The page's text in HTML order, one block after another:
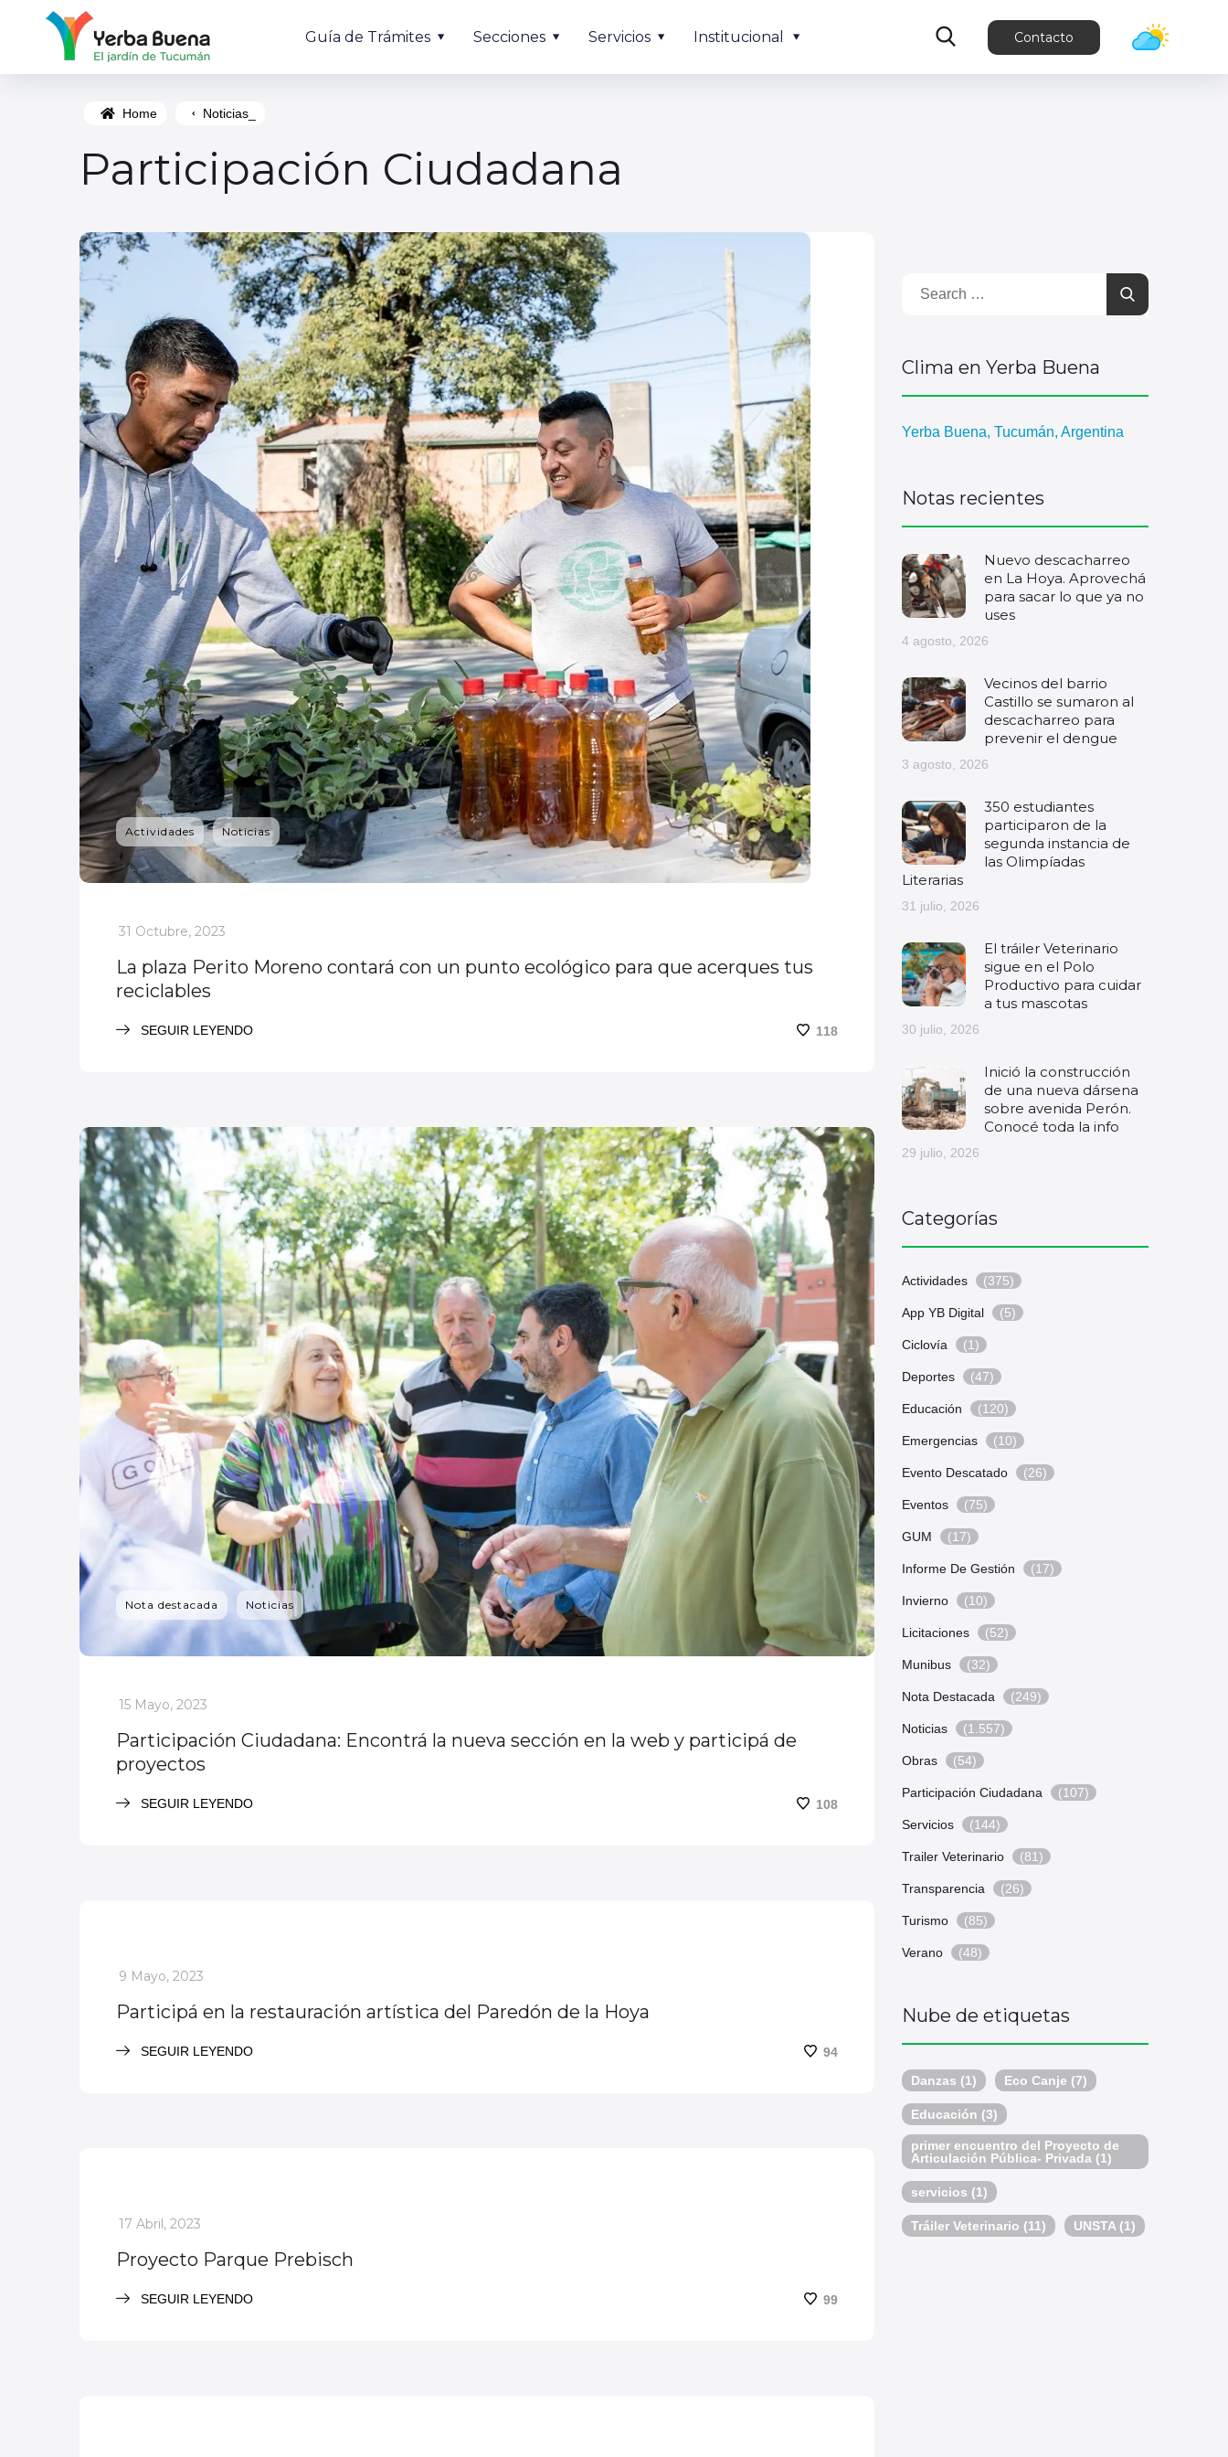
Guía de Trámites Secciones Servicios Institucional Contacto
Home Noticias_
Participación Ciudadana
Actividades Noticias
_
31 Octubre, 2023
La plaza Perito Moreno contará con un punto ecológico para que acerques tus
reciclables
SEGUIR LEYENDO 118
Nota destacada Noticias
_
15 Mayo, 2023
Participación Ciudadana: Encontrá la nueva sección en la web y participá de
proyectos
SEGUIR LEYENDO 108
_
9 Mayo, 2023
Participá en la restauración artística del Paredón de la Hoya
SEGUIR LEYENDO 94
_
17 Abril, 2023
Proyecto Parque Prebisch
SEGUIR LEYENDO 99
Clima en Yerba Buena
Yerba Buena, Tucumán, Argentina
Notas recientes
Nuevo descacharreo
en La Hoya. Aprovechá
para sacar lo que ya no
uses
4 agosto, 2026
Vecinos del barrio
Castillo se sumaron al
descacharreo para
prevenir el dengue
3 agosto, 2026
350 estudiantes
participaron de la
segunda instancia de
las Olimpíadas
Literarias
31 julio, 2026
El tráiler Veterinario
sigue en el Polo
Productivo para cuidar
a tus mascotas
30 julio, 2026
Inició la construcción
de una nueva dársena
sobre avenida Perón.
Conocé toda la info
29 julio, 2026
Categorías
Actividades (375)
App YB Digital (5)
Ciclovía (1)
Deportes (47)
Educación (120)
Emergencias (10)
Evento Descatado (26)
Eventos (75)
GUM (17)
Informe De Gestión (17)
Invierno (10)
Licitaciones (52)
Munibus (32)
Nota Destacada (249)
Noticias (1.557)
Obras (54)
Participación Ciudadana (107)
Servicios (144)
Trailer Veterinario (81)
Transparencia (26)
Turismo (85)
Verano (48)
Nube de etiquetas
Danzas (1) Eco Canje (7)
Educación (3)
primer encuentro del Proyecto de
Articulación Pública- Privada (1)
servicios (1)
Tráiler Veterinario (11) UNSTA (1)